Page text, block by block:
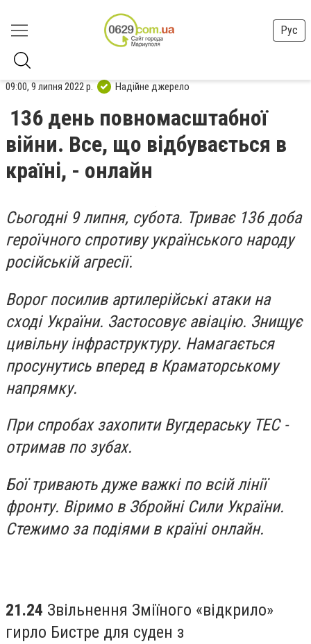
Рус
09:00, 9 липня 2022 р. Надійне джерело
136 день повномасштабної
війни. Все, що відбувається в
країні, - онлайн
Сьогодні 9 липня, субота. Триває 136 доба
героїчного спротиву українського народу
російській агресії.
Ворог посилив артилерійські атаки на
сході України. Застосовує авіацію. Знищує
цивільну інфраструктуру. Намагається
просунутись вперед в Краматорському
напрямку.
При спробах захопити Вугдераську ТЕС -
отримав по зубах.
Бої тривають дуже важкі по всій лінії
фронту. Віримо в Збройні Сили України.
Стежимо за подіями в країні онлайн.
21.24 Звільнення Зміїного «відкрило»
гирло Бистре для суден з